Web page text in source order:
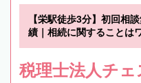
【栄駅徒歩3分】初回相
績｜相続に関することは
税理士法人チ